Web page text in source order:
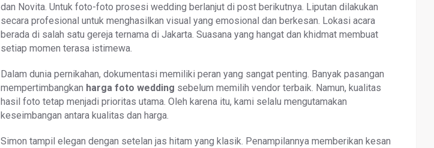
dan Novita. Untuk foto-foto prosesi wedding berlanjut di post berikutnya. Liputan dilakukan
secara profesional untuk menghasilkan visual yang emosional dan berkesan. Lokasi acara
berada di salah satu gereja ternama di Jakarta. Suasana yang hangat dan khidmat membuat
setiap momen terasa istimewa.
Dalam dunia pernikahan, dokumentasi memiliki peran yang sangat penting. Banyak pasangan
mempertimbangkan harga foto wedding sebelum memilih vendor terbaik. Namun, kualitas
hasil foto tetap menjadi prioritas utama. Oleh karena itu, kami selalu mengutamakan
keseimbangan antara kualitas dan harga.
Simon tampil elegan dengan setelan jas hitam yang klasik. Penampilannya memberikan kesan